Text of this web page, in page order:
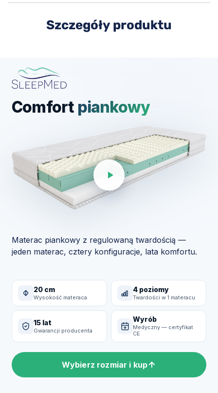
Szczegóły produktu
Comfort piankowy
Materac piankowy z regulowaną twardością —
jeden materac, cztery konfiguracje, lata komfortu.
20 cm
Wysokość materaca
4 poziomy
Twardości w 1 materacu
15 lat
Gwarancji producenta
Wyrób
Medyczny — certyfikat
CE
Wybierz rozmiar i kup